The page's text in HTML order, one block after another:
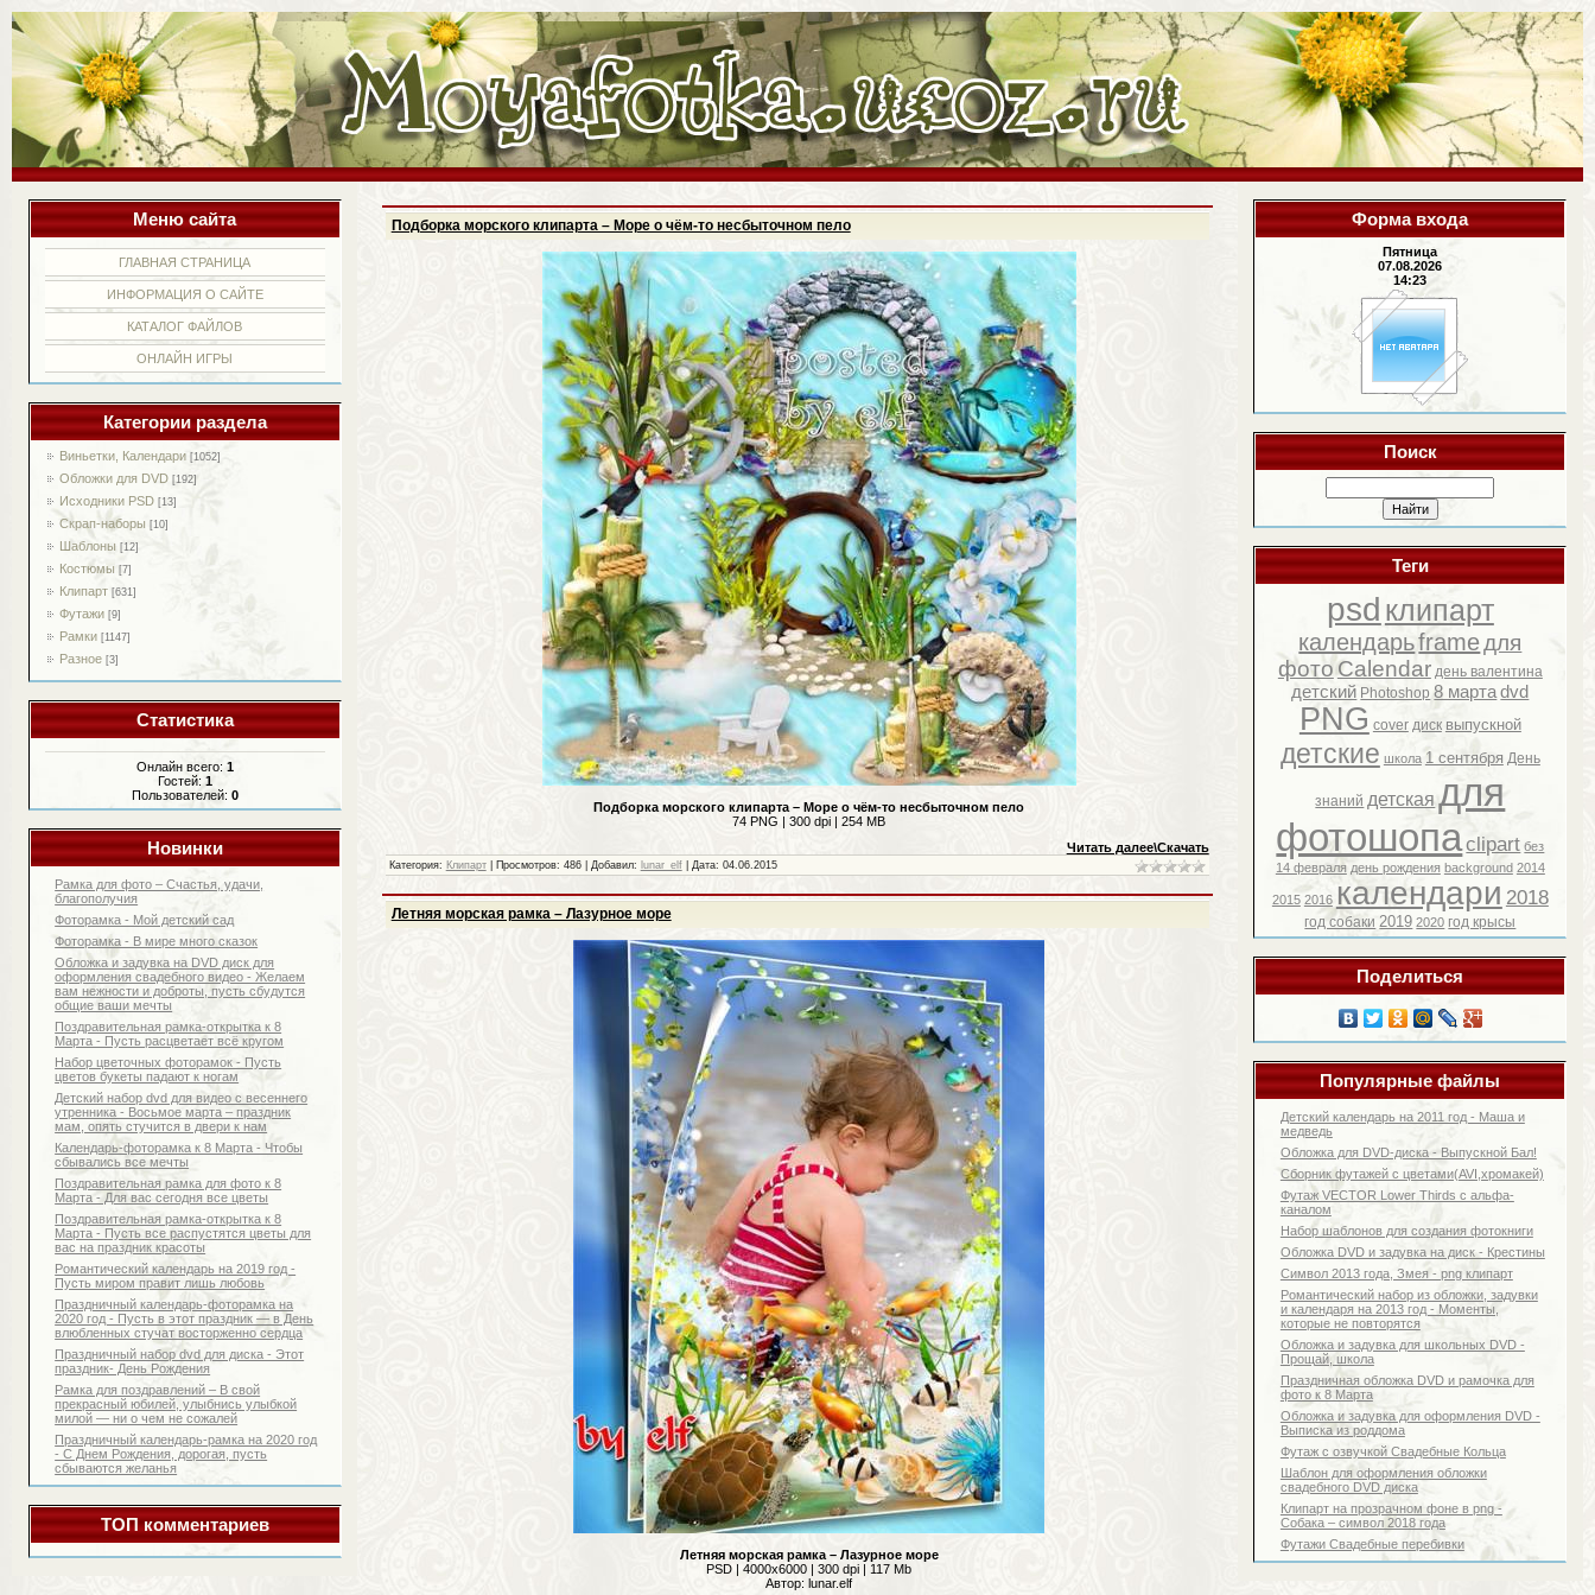
Меню сайта
ГЛАВНАЯ СТРАНИЦА
ИНФОРМАЦИЯ О САЙТЕ
КАТАЛОГ ФАЙЛОВ
ОНЛАЙН ИГРЫ
Категории раздела
Виньетки, Календари [1052]
Обложки для DVD [192]
Исходники PSD [13]
Скрап-наборы [10]
Шаблоны [12]
Костюмы [7]
Клипарт [631]
Футажи [9]
Рамки [1147]
Разное [3]
Статистика
Онлайн всего: 1
Гостей: 1
Пользователей: 0
Новинки
Рамка для фото – Счастья, удачи,
благополучия
Фоторамка - Мой детский сад
Фоторамка - В мире много сказок
Обложка и задувка на DVD диск для
оформления свадебного видео - Желаем
вам нежности и доброты, пусть сбудутся
общие ваши мечты
Поздравительная рамка-открытка к 8
Марта - Пусть расцветает всё кругом
Набор цветочных фоторамок - Пусть
цветов букеты падают к ногам
Детский набор dvd для видео с весеннего
утренника - Восьмое марта – праздник
мам, опять стучится в двери к нам
Календарь-фоторамка к 8 Марта - Чтобы
сбывались все мечты
Поздравительная рамка для фото к 8
Марта - Для вас сегодня все цветы
Поздравительная рамка-открытка к 8
Марта - Пусть все распустятся цветы для
вас на праздник красоты
Романтический календарь на 2019 год -
Пусть миром правит лишь любовь
Праздничный календарь-фоторамка на
2020 год - Пусть в этот праздник — в День
влюбленных стучат восторженно сердца
Праздничный набор dvd для диска - Этот
праздник- День Рождения
Рамка для поздравлений – В свой
прекрасный юбилей, улыбнись улыбкой
милой — ни о чем не сожалей
Праздничный календарь-рамка на 2020 год
- С Днем Рождения, дорогая, пусть
сбываются желанья
ТОП комментариев
Форма входа
Пятница
07.08.2026
14:23
Поиск
Теги
psd клипарт
календарьframeдля
фото Calendar день валентина
детский Photoshop 8 марта dvd
PNG cover диск выпускной
детские школа 1 сентября День
знаний детскаядля
фотошопаclipart без
14 февраля день рождения background 2014
2015 2016 календари 2018
год собаки 2019 2020 год крысы
Поделиться
Популярные файлы
Детский календарь на 2011 год - Маша и
медведь
Обложка для DVD-диска - Выпускной Бал!
Сборник футажей с цветами(AVI,хромакей)
Футаж VECTOR Lower Thirds с альфа-
каналом
Набор шаблонов для создания фотокниги
Обложка DVD и задувка на диск - Крестины
Символ 2013 года, Змея - png клипарт
Романтический набор из обложки, задувки
и календаря на 2013 год - Моменты,
которые не повторятся
Обложка и задувка для школьных DVD -
Прощай, школа
Праздничная обложка DVD и рамочка для
фото к 8 Марта
Обложка и задувка для оформления DVD -
Выписка из роддома
Футаж с озвучкой Свадебные Кольца
Шаблон для оформления обложки
свадебного DVD диска
Клипарт на прозрачном фоне в png -
Собака – символ 2018 года
Футажи Свадебные перебивки
Подборка морского клипарта – Море о чём-то несбыточном пело
Подборка морского клипарта – Море о чём-то несбыточном пело
74 PNG | 300 dpi | 254 MB
Читать далее\Скачать
Категория: Клипарт| Просмотров: 486 | Добавил: lunar_elf| Дата: 04.06.2015
Летняя морская рамка – Лазурное море
Летняя морская рамка – Лазурное море
PSD | 4000х6000 | 300 dpi | 117 Mb
Автор: lunar.elf